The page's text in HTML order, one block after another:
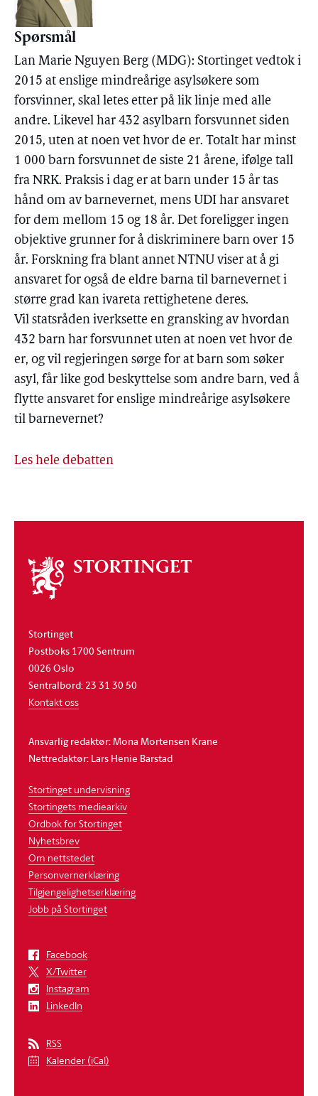
Spørsmål
Lan Marie Nguyen Berg (MDG): Stortinget vedtok i
2015 at enslige mindreårige asylsøkere som
forsvinner, skal letes etter på lik linje med alle
andre. Likevel har 432 asylbarn forsvunnet siden
2015, uten at noen vet hvor de er. Totalt har minst
1 000 barn forsvunnet de siste 21 årene, ifølge tall
fra NRK. Praksis i dag er at barn under 15 år tas
hånd om av barnevernet, mens UDI har ansvaret
for dem mellom 15 og 18 år. Det foreligger ingen
objektive grunner for å diskriminere barn over 15
år. Forskning fra blant annet NTNU viser at å gi
ansvaret for også de eldre barna til barnevernet i
større grad kan ivareta rettighetene deres.
Vil statsråden iverksette en gransking av hvordan
432 barn har forsvunnet uten at noen vet hvor de
er, og vil regjeringen sørge for at barn som søker
asyl, får like god beskyttelse som andre barn, ved å
flytte ansvaret for enslige mindreårige asylsøkere
til barnevernet?
Les hele debatten
Om
stortinget
Stortinget
Postboks 1700 Sentrum
0026 Oslo
Sentralbord: 23 31 30 50
Kontakt oss
Ansvarlig redaktør: Mona Mortensen Krane
Nettredaktør: Lars Henie Barstad
Stortinget undervisning
Stortingets mediearkiv
Ordbok for Stortinget
Nyhetsbrev
Om nettstedet
Personvernerklæring
Tilgjengelighetserklæring
Jobb på Stortinget
Facebook
X/Twitter
Instagram
LinkedIn
RSS
Kalender (iCal)